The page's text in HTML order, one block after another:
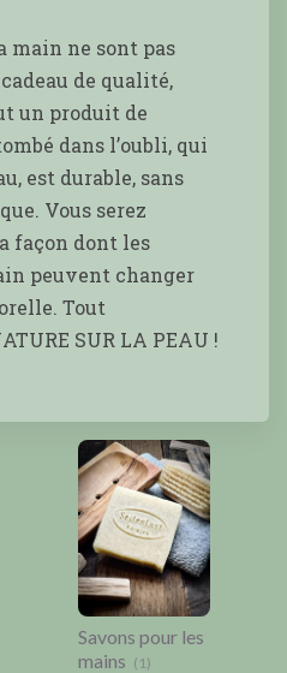
main ne sont pas
de qualité,
un produit de
dans l’oubli, qui
est durable, sans
Vous serez
façon dont les
peuvent changer
Tout
SUR LA PEAU !
Savons pour les
mains (1)